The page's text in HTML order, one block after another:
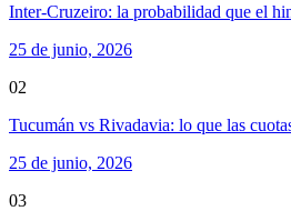
Inter-Cruzeiro: la probabilidad que el
25 de junio, 2026
02
Tucumán vs Rivadavia: lo que las
25 de junio, 2026
03